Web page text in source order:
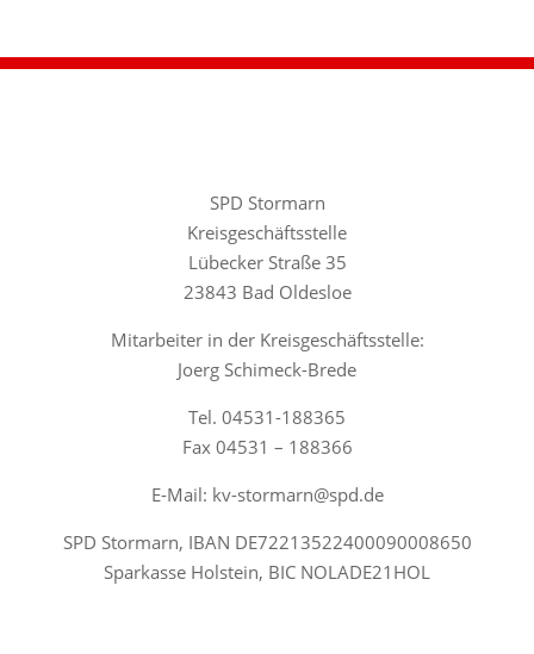
SPD Stormarn
Kreisgeschäftsstelle
Lübecker Straße 35
23843 Bad Oldesloe
Mitarbeiter in der Kreisgeschäftsstelle:
Joerg Schimeck-Brede
Tel. 04531-188365
Fax 04531 – 188366
E-Mail: kv-stormarn@spd.de
SPD Stormarn, IBAN DE72213522400090008650
Sparkasse Holstein, BIC NOLADE21HOL